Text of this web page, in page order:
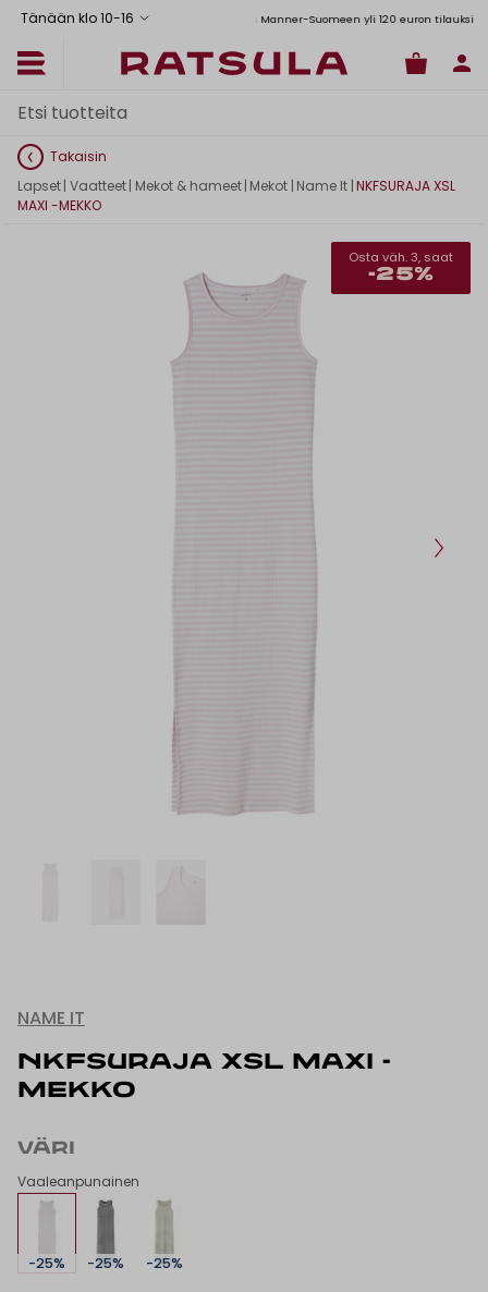
Tänään klo 10-16
Toimituskulut alk. 6,90€
Ilmainen toimitus Manner-Suomeen yli 120 euron tilauksiin
Takaisin
Lapset| Vaatteet| Mekot & hameet | Mekot | Name It |NKFSURAJA XSL
MAXI -MEKKO
Osta väh. 3, saat
-25%
NAME IT
NKFSURAJA XSL MAXI -
MEKKO
VÄRI
Vaaleanpunainen
-25% -25% -25%